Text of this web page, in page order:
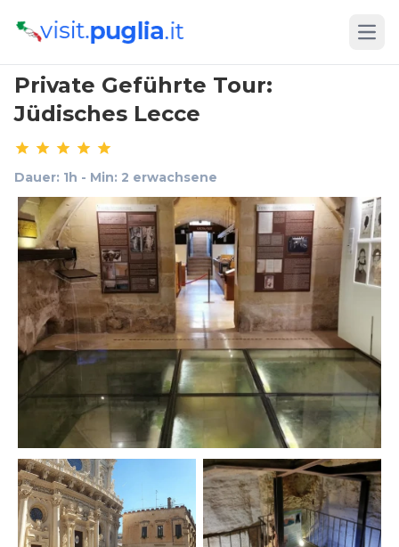
Private Geführte Tour:
Jüdisches Lecce
Dauer: 1h - Min: 2 erwachsene